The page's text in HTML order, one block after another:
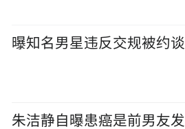
曝知名男星违反交规被约谈
朱洁静自曝患癌是前男友发